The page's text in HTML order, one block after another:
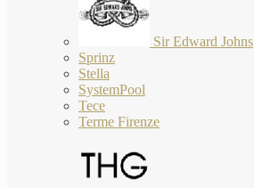
Sir Edward Johns
Sprinz
Stella
SystemPool
Tece
Terme Firenze